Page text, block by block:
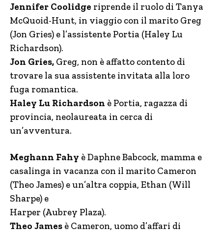
Jennifer Coolidge riprende il ruolo di Tanya
McQuoid-Hunt, in viaggio con il marito Greg
(Jon Gries) e l’assistente Portia (Haley Lu
Richardson).
Jon Gries, Greg, non è affatto contento di
trovare la sua assistente invitata alla loro
fuga romantica.
Haley Lu Richardson è Portia, ragazza di
provincia, neolaureata in cerca di
un’avventura.
Meghann Fahy è Daphne Babcock, mamma e
casalinga in vacanza con il marito Cameron
(Theo James) e un’altra coppia, Ethan (Will
Sharpe) e
Harper (Aubrey Plaza).
Theo James è Cameron, uomo d’affari di